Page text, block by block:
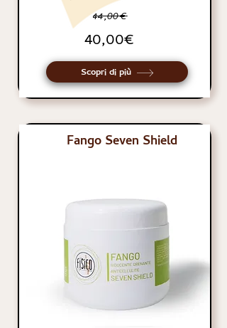
44,00€
40,00€
Scopri di più
Fango Seven Shield